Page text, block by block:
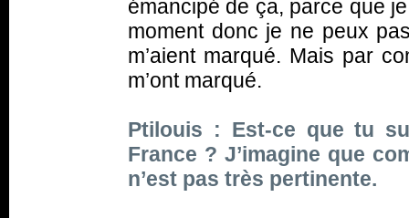
émancipé de ça, parce que
moment donc je ne peux
m’aient marqué. Mais par
m’ont marqué.
Ptilouis : Est-ce que tu
France ? J’imagine que
n’est pas très pertinente.